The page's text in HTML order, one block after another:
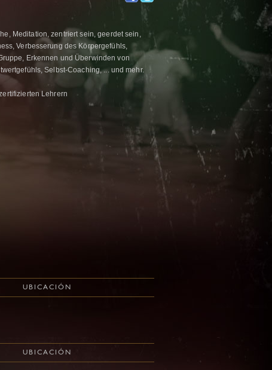
Meditation, zentriert sein, geerdet sein,
Verbesserung des Körpergefühls,
Erkennen und Überwinden von
Selbst-Coaching, ... und mehr.
Lehrern
UBICACIÓN
UBICACIÓN